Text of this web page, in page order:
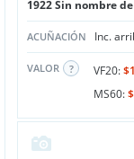
1922 Sin nombre
ACUÑACIÓN Inc.
VALOR VF20:
MS60: